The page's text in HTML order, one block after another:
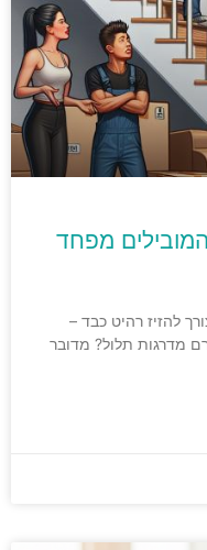
מפחד
להזיז רהיט כבד –
מדרגות תלול? מדובר